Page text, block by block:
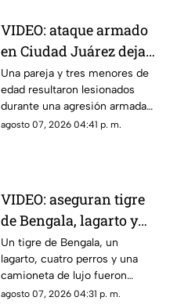
VIDEO: ataque armado
en Ciudad Juárez deja
cinco personas
heridas, entre ellos tres
menores
Una pareja y tres menores de
edad resultaron lesionados
durante una agresión armada
registrada en el
agosto 07, 2026 04:41 p. m.
VIDEO: aseguran tigre
de Bengala, lagarto y
perros exóticos durante
cateo en Ciudad Juárez
Un tigre de Bengala, un
lagarto, cuatro perros y una
camioneta de lujo fueron
asegurados durante un
agosto 07, 2026 04:31 p. m.